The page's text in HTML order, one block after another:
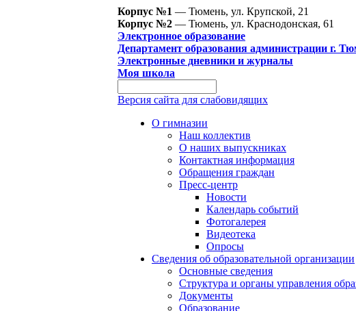
Корпус №1 — Тюмень, ул. Крупской, 21
Корпус №2 — Тюмень, ул. Краснодонская, 61
Электронное образование
Департамент образования администрации г.
Электронные дневники и журналы
Моя школа
Версия сайта для слабовидящих
О гимназии
Наш коллектив
О наших выпускниках
Контактная информация
Обращения граждан
Пресс-центр
Новости
Календарь событий
Фотогалерея
Видеотека
Опросы
Сведения об образовательной организации
Основные сведения
Структура и органы управления
Документы
Образование